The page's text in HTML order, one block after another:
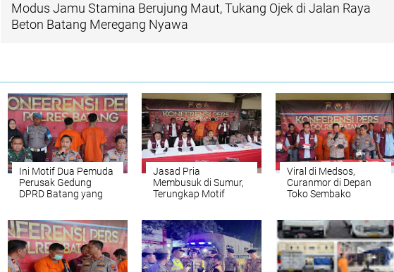
Modus Jamu Stamina Berujung Maut, Tukang Ojek di Jalan Raya
Beton Batang Meregang Nyawa
Ini Motif Dua Pemuda
Perusak Gedung
DPRD Batang yang
Jasad Pria
Membusuk di Sumur,
Terungkap Motif
Viral di Medsos,
Curanmor di Depan
Toko Sembako